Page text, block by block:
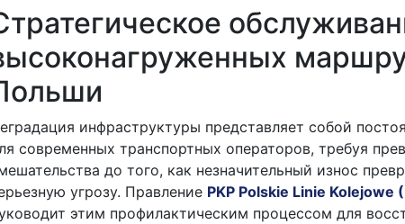
инфраструктуры представляет собой
современных транспортных операторов, требуя
до того, как незначительный износ
угрозу. Правление PKP Polskie Linie Kolejowe
этим профилактическим процессом для